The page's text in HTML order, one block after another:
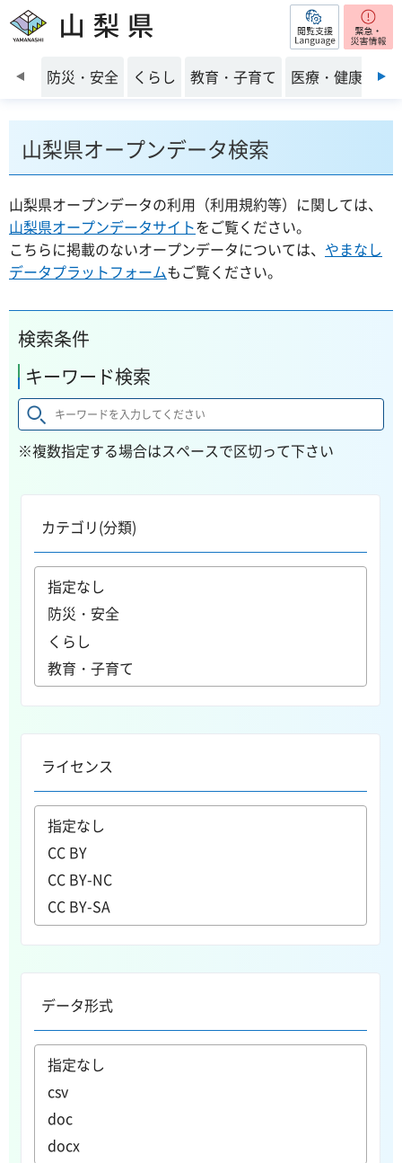
山梨県 閲覧支援
前のスライドを表示
防災・安全 くらし 教育・子育て 医療・健康・福
山梨県オープンデータ検索
山梨県オープンデータの利用（利用規約等）に関しては、
山梨県オープンデータサイトをご覧ください。
こちらに掲載のないオープンデータについては、 やまなし
データプラットフォームもご覧ください。
検索条件
キーワード検索
※複数指定する場合はスペースで区切って下さい
カテゴリ(分類)
ライセンス
データ形式